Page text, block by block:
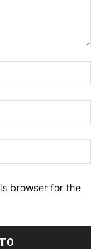
browser for the